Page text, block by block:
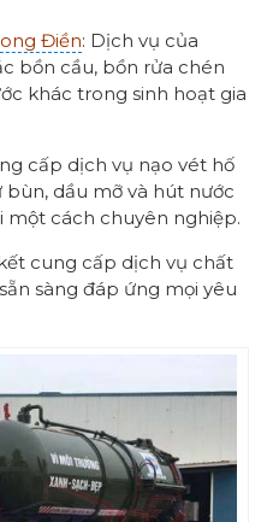
Điền: Dịch vụ của
bồn cầu, bồn rửa chén
khác trong sinh hoạt gia
cấp dịch vụ nạo vét hố
dầu mỡ và hút nước
một cách chuyên nghiệp.
cung cấp dịch vụ chất
sàng đáp ứng mọi yêu